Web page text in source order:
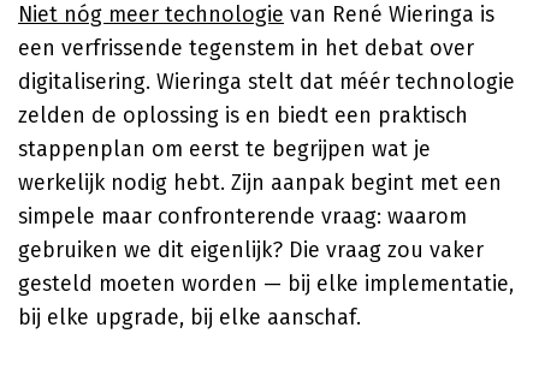
Niet nóg meer technologie van René Wieringa is
een verfrissende tegenstem in het debat over
digitalisering. Wieringa stelt dat méér technologie
zelden de oplossing is en biedt een praktisch
stappenplan om eerst te begrijpen wat je
werkelijk nodig hebt. Zijn aanpak begint met een
simpele maar confronterende vraag: waarom
gebruiken we dit eigenlijk? Die vraag zou vaker
gesteld moeten worden — bij elke implementatie,
bij elke upgrade, bij elke aanschaf.